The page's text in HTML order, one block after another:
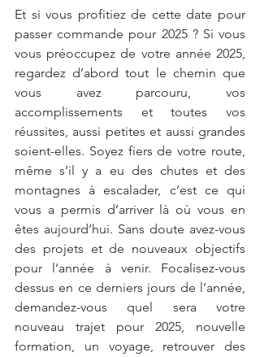
Et si vous profitiez de cette date pour
passer commande pour 2025 ? Si vous
vous préoccupez de votre année 2025,
regardez d’abord tout le chemin que
vous avez parcouru, vos
accomplissements et toutes vos
réussites, aussi petites et aussi grandes
soient-elles. Soyez fiers de votre route,
même s’il y a eu des chutes et des
montagnes à escalader, c’est ce qui
vous a permis d’arriver là où vous en
êtes aujourd’hui. Sans doute avez-vous
des projets et de nouveaux objectifs
pour l’année à venir. Focalisez-vous
dessus en ce derniers jours de l’année,
demandez-vous quel sera votre
nouveau trajet pour 2025, nouvelle
formation, un voyage, retrouver des